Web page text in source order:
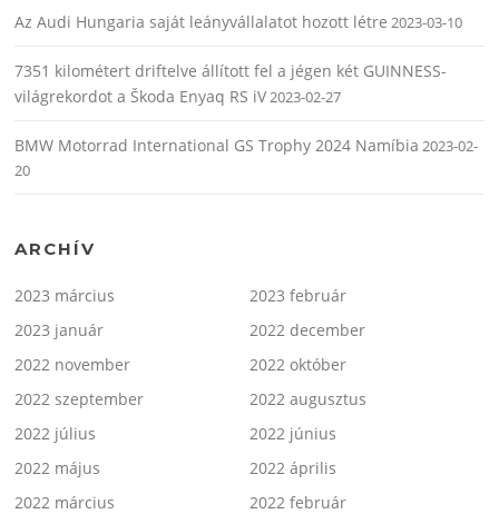
Az Audi Hungaria saját leányvállalatot hozott létre 2023-03-10
7351 kilométert driftelve állított fel a jégen két GUINNESS-
világrekordot a Škoda Enyaq RS iV2023-02-27
BMW Motorrad International GS Trophy 2024 Namíbia 2023-02-
20
ARCHÍV
2023 március
2023 február
2023 január
2022 december
2022 november
2022 október
2022 szeptember
2022 augusztus
2022 július
2022 június
2022 május
2022 április
2022 március
2022 február